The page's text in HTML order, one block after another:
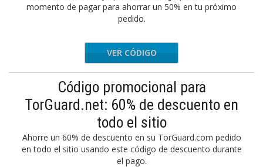
momento de pagar para ahorrar un 50% en tu próximo
pedido.
TGAYE50
VER CÓDIGO
Código promocional para
TorGuard.net: 60% de descuento en
todo el sitio
Ahorre un 60% de descuento en su TorGuard.com pedido
en todo el sitio usando este código de descuento durante
el pago.